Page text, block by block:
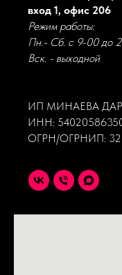
вход 1, офис 206
Режим работы:
Пн.- Сб. с 9-00 до
Вск. - выходной
ИП МИНАЕВА
ИНН:
ОГРН/ОГРНИП: